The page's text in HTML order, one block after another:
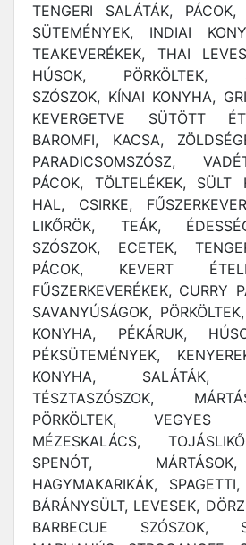
TENGERI SALÁTÁK, PÁCOK,
SÜTEMÉNYEK, INDIAI
TEAKEVERÉKEK, THAI
HÚSOK, PÖRKÖLTEK,
SZÓSZOK, KÍNAI KONYHA,
KEVERGETVE SÜTÖTT
BAROMFI, KACSA,
PARADICSOMSZÓSZ,
PÁCOK, TÖLTELÉKEK, SÜLT
HAL, CSIRKE,
LIKŐRÖK, TEÁK,
SZÓSZOK, ECETEK,
PÁCOK, KEVERT
FŰSZERKEVERÉKEK, CURRY
SAVANYÚSÁGOK,
KONYHA, PÉKÁRUK,
PÉKSÜTEMÉNYEK,
KONYHA,
TÉSZTASZÓSZOK,
PÖRKÖLTEK, VEGYES
MÉZESKALÁCS,
SPENÓT,
HAGYMAKARIKÁK,
BÁRÁNYSÜLT, LEVESEK,
BARBECUE SZÓSZOK,